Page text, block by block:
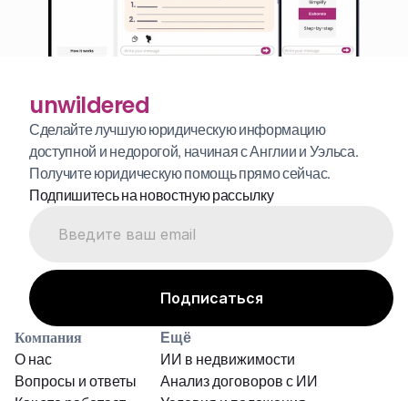
unwildered
Сделайте лучшую юридическую информацию
доступной и недорогой, начиная с Англии и Уэльса.
Получите юридическую помощь прямо сейчас.
Подпишитесь на новостную рассылку
Компания
О нас
Вопросы и ответы
Ещё
Анализ договоров с ИИ
ИИ в недвижимости